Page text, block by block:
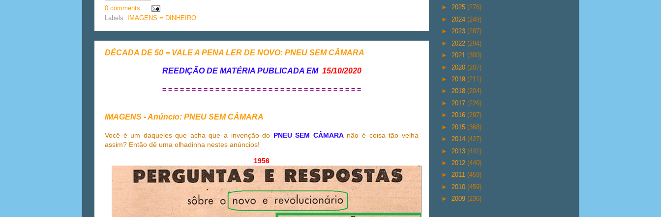
0 comments
Labels:
IMAGENS = DINHEIRO
DÉCADA DE 50 = VALE A PENA LER DE NOVO: PNEU SEM CÂMARA
REEDIÇÃO DE MATÉRIA PUBLICADA EM 15/10/2020
= = = = = = = = = = = = = = = = = = = = = = = = = = = = = = = = = =
IMAGENS - Anúncio: PNEU SEM CÂMARA
Você é um daqueles que acha que a invenção do PNEU SEM CÂMARAnão é coisa tão velha
assim? Então dê uma olhadinha nestes anúncios!
1956
► 2025 (276)
► 2024 (249)
► 2023 (287)
► 2022 (294)
► 2021 (300)
► 2020 (207)
► 2019 (211)
► 2018 (204)
► 2017 (226)
► 2016 (297)
► 2015 (368)
► 2014 (427)
► 2013 (441)
► 2012 (440)
► 2011 (459)
► 2010 (459)
► 2009 (236)